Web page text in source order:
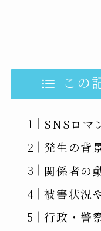
この
SNSロマ
発生の背
関係者の
被害状況
行政・警